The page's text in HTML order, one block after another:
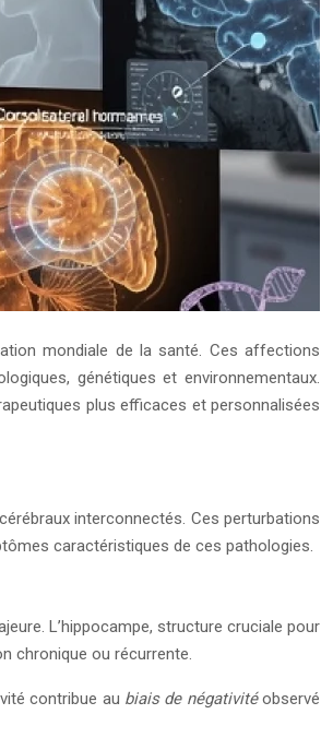
mondiale de la santé. Ces affections
génétiques et environnementaux.
plus efficaces et personnalisées
interconnectés. Ces perturbations
caractéristiques de ces pathologies.
L’hippocampe, structure cruciale pour
chronique ou récurrente.
contribue au biais de négativitéobservé